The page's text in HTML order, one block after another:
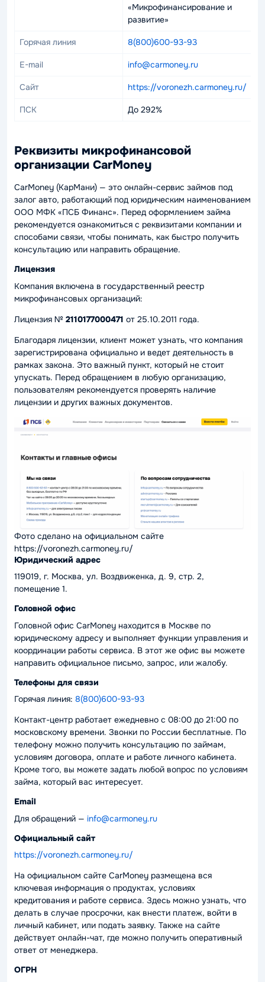
«Микрофинансирование и
развитие»
Горячая линия 8(800)600-93-93
E-mail info@carmoney.ru
Сайт https://voronezh.carmoney.ru/
ПСК До 292%
Реквизиты микрофинансовой
организации CarMoney
CarMoney (КарМани) — это онлайн-сервис займов под
залог авто, работающий под юридическим наименованием
ООО МФК «ПСБ Финанс». Перед оформлением займа
рекомендуется ознакомиться с реквизитами компании и
способами связи, чтобы понимать, как быстро получить
консультацию или направить обращение.
Лицензия
Компания включена в государственный реестр
микрофинансовых организаций:
Лицензия № 2110177000471 от 25.10.2011 года.
Благодаря лицензии, клиент может узнать, что компания
зарегистрирована официально и ведет деятельность в
рамках закона. Это важный пункт, который не стоит
упускать. Перед обращением в любую организацию,
пользователям рекомендуется проверять наличие
лицензии и других важных документов.
Фото сделано на официальном сайте
https://voronezh.carmoney.ru/
Юридический адрес
119019, г. Москва, ул. Воздвиженка, д. 9, стр. 2,
помещение 1.
Головной офис
Головной офис CarMoney находится в Москве по
юридическому адресу и выполняет функции управления и
координации работы сервиса. В этот же офис вы можете
направить официальное письмо, запрос, или жалобу.
Телефоны для связи
Горячая линия: 8(800)600-93-93
Контакт-центр работает ежедневно с 08:00 до 21:00 по
московскому времени. Звонки по России бесплатные. По
телефону можно получить консультацию по займам,
условиям договора, оплате и работе личного кабинета.
Кроме того, вы можете задать любой вопрос по условиям
займа, который вас интересует.
Email
Для обращений — info@carmoney.ru
Официальный сайт
https://voronezh.carmoney.ru/
На официальном сайте CarMoney размещена вся
ключевая информация о продуктах, условиях
кредитования и работе сервиса. Здесь можно узнать, что
делать в случае просрочки, как внести платеж, войти в
личный кабинет, или подать заявку. Также на сайте
действует онлайн-чат, где можно получить оперативный
ответ от менеджера.
ОГРН